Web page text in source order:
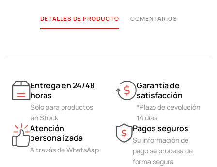
DETALLES DE PRODUCTO COMENTARIOS
Entrega en 24/48
horas
Sólo para productos
en Stock
Garantía de
satisfacción
*Plazo de devolución
14 días
Atención
personalizada
A través de WhatsAap
Pagos seguros
Su información de
pago se procesa de
forma segura